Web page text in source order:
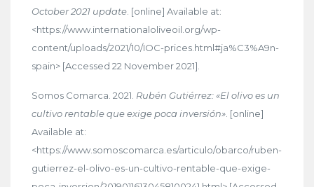
October 2021 update. [online] Available at:
<https://www.internationaloliveoil.org/wp-
content/uploads/2021/10/IOC-prices.html#ja%C3%A9n-
spain> [Accessed 22 November 2021].
Somos Comarca. 2021. Rubén Gutiérrez: «El olivo es un
cultivo rentable que exige poca inversión». [online]
Available at:
<https://www.somoscomarca.es/articulo/obarco/ruben-
gutierrez-el-olivo-es-un-cultivo-rentable-que-exige-